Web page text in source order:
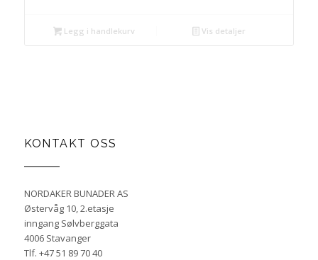
Legg i handlekurv Vis detaljer
KONTAKT OSS
NORDAKER BUNADER AS
Østervåg 10, 2.etasje
inngang Sølvberggata
4006 Stavanger
Tlf. +47 51 89 70 40